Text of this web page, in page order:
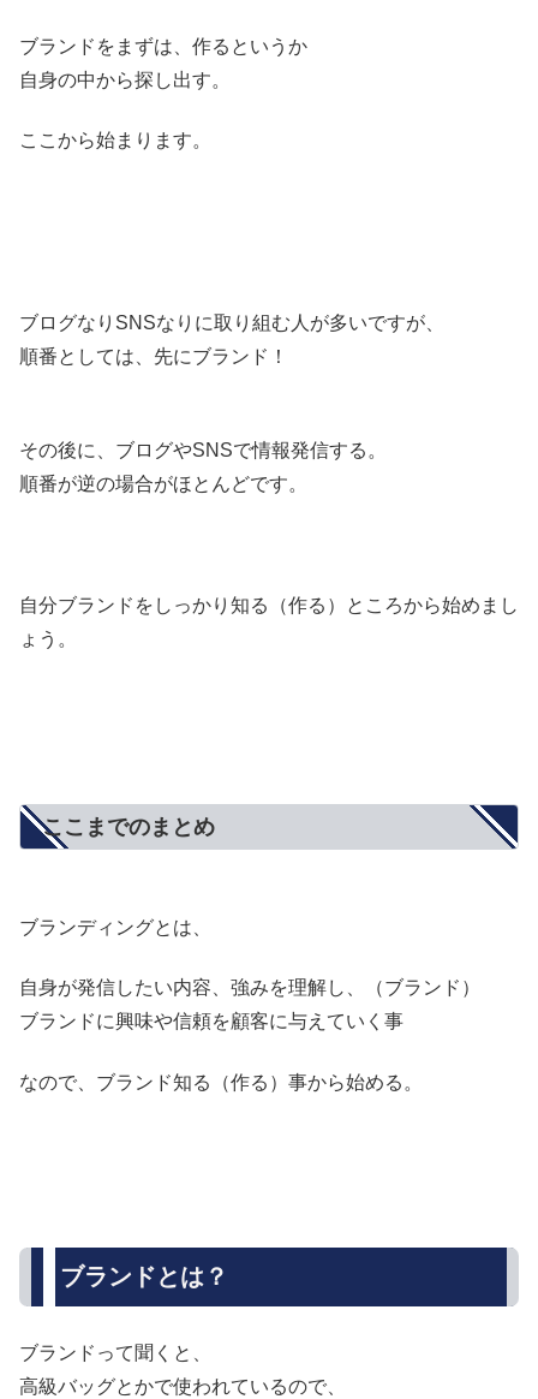
ブランドをまずは、作るというか
自身の中から探し出す。
ここから始まります。
ブログなりSNSなりに取り組む人が多いですが、
順番としては、先にブランド！
その後に、ブログやSNSで情報発信する。
順番が逆の場合がほとんどです。
自分ブランドをしっかり知る（作る）ところから始めまし
ょう。
ここまでのまとめ
ブランディングとは、
自身が発信したい内容、強みを理解し、（ブランド）
ブランドに興味や信頼を顧客に与えていく事
なので、ブランド知る（作る）事から始める。
ブランドとは？
ブランドって聞くと、
高級バッグとかで使われているので、